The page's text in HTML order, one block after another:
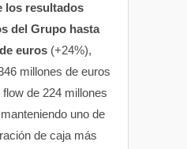
los resultados
del Grupo hasta
euros (+24%),
millones de euros
de 224 millones
uno de
de caja más